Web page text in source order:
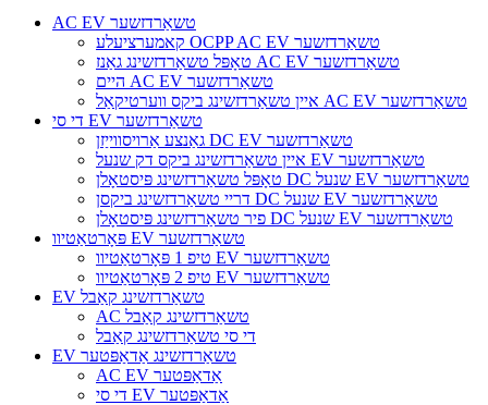
AC EV טשאַרדזשער
קאמערציעלע OCPP AC EV טשאַרדזשער
טאָפּל טשאַרדזשינג גאַנז AC EV טשאַרדזשער
היים AC EV טשאַרדזשער
איין טשאַרדזשינג ביקס ווערטיקאַל AC EV טשאַרדזשער
די סי EV טשאַרדזשער
גאַנצע אַרויסווייַזן DC EV טשאַרדזשער
איין טשאַרדזשינג ביקס דק שנעל EV טשאַרדזשער
טאָפּל טשאַרדזשינג פּיסטאָלן DC שנעל EV טשאַרדזשער
דריי טשאַרדזשינג ביקסן DC שנעל EV טשאַרדזשער
פיר טשאַרדזשינג פּיסטאָלן DC שנעל EV טשאַרדזשער
פּאָרטאַטיוו EV טשאַרדזשער
טיפ 1 פּאָרטאַטיוו EV טשאַרדזשער
טיפ 2 פּאָרטאַטיוו EV טשאַרדזשער
EV טשאַרדזשינג קאַבל
AC טשאַרדזשינג קאַבל
די סי טשאַרדזשינג קאַבל
EV טשאַרדזשינג אַדאַפּטער
AC EV אַדאַפּטער
די סי EV אַדאַפּטער